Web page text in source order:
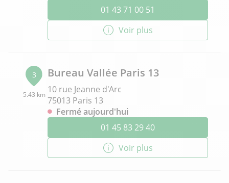
01 43 71 00 51
Voir plus
3
5.43 km
Bureau Vallée Paris 13
10 rue Jeanne d'Arc
75013 Paris 13
Fermé aujourd'hui
01 45 83 29 40
Voir plus